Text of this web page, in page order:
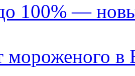
100% —
мороженого в